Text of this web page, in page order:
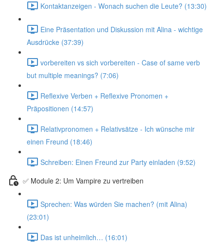
Kontaktanzeigen - Wonach suchen die Leute? (13:30)
Eine Präsentation und Diskussion mit Alina - wichtige
Ausdrücke (37:39)
vorbereiten vs sich vorbereiten - Case of same verb
but multiple meanings? (7:06)
Reflexive Verben + Reflexive Pronomen +
Präpositionen (14:57)
Relativpronomen + Relativsätze - Ich wünsche mir
einen Freund (18:46)
Schreiben: Einen Freund zur Party einladen (9:52)
✅ Module 2: Um Vampire zu vertreiben
Sprechen: Was würden Sie machen? (mit Alina)
(23:01)
Das ist unheimlich… (16:01)